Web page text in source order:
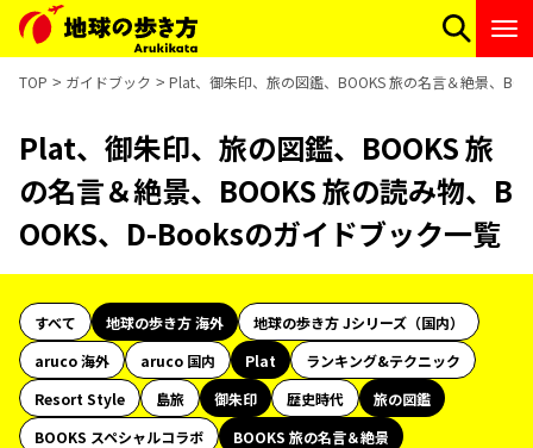
TOP ガイドブック Plat、御朱印、旅の図鑑、BOOKS 旅の名言＆絶景、
Plat、御朱印、旅の図鑑、BOOKS 旅
の名言＆絶景、BOOKS 旅の読み物、B
OOKS、D-Booksのガイドブック一覧
すべて 地球の歩き方 海外
地球の歩き方 Jシリーズ（国内）
aruco 海外
aruco 国内 Plat
ランキング&テクニック
Resort Style
島旅 御朱印 歴史時代
旅の図鑑
BOOKS スペシャルコラボ
BOOKS 旅の名言＆絶景